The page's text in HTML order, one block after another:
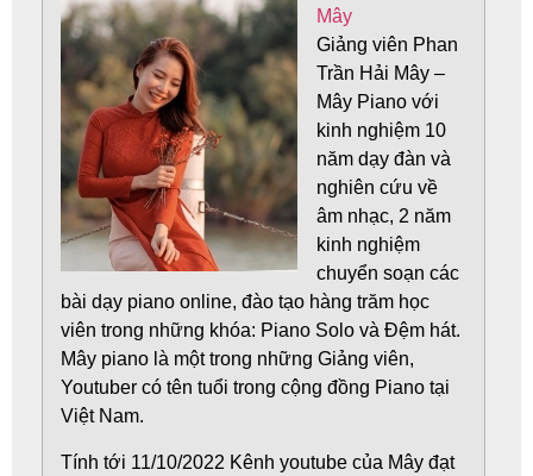
Mây
Giảng viên Phan
Trần Hải Mây –
Mây Piano với
kinh nghiệm 10
năm dạy đàn và
nghiên cứu về
âm nhạc, 2 năm
kinh nghiệm
chuyển soạn các
bài dạy piano online, đào tạo hàng trăm học
viên trong những khóa: Piano Solo và Đệm hát.
Mây piano là một trong những Giảng viên,
Youtuber có tên tuổi trong cộng đồng Piano tại
Việt Nam.
Tính tới 11/10/2022 Kênh youtube của Mây đạt